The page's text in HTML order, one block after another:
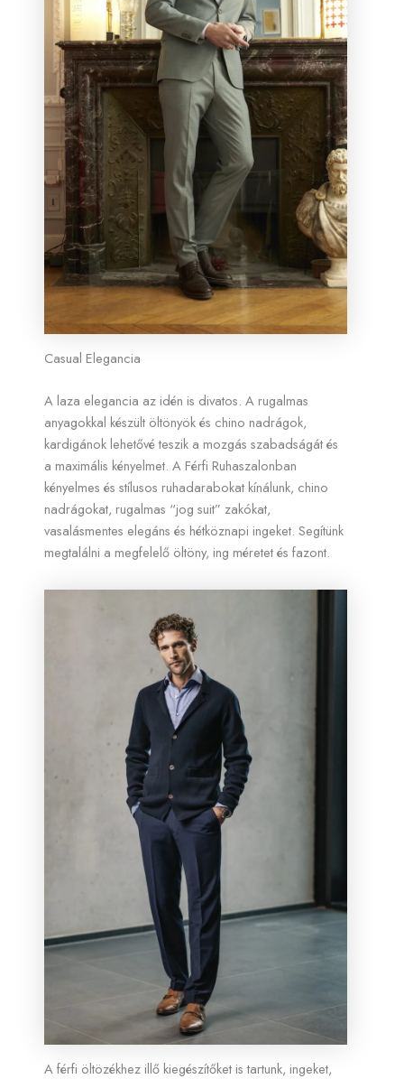
Casual Elegancia
A laza elegancia az idén is divatos. A rugalmas
anyagokkal készült öltönyök és chino nadrágok,
kardigánok lehetővé teszik a mozgás szabadságát és
a maximális kényelmet. A Férfi Ruhaszalonban
kényelmes és stílusos ruhadarabokat kínálunk, chino
nadrágokat, rugalmas “jog suit” zakókat,
vasalásmentes elegáns és hétköznapi ingeket. Segítünk
megtalálni a megfelelő öltöny, ing méretet és fazont.
A férfi öltözékhez illő kiegészítőket is tartunk, ingeket,